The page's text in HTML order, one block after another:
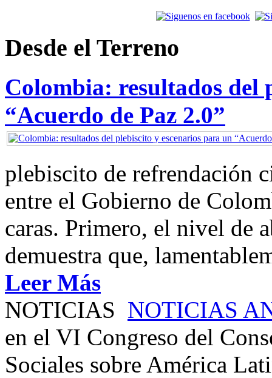
Desde el Terreno
Colombia: resultados del
“Acuerdo de Paz 2.0”
plebiscito de refrendación
entre el Gobierno de
caras. Primero, el nivel de
demuestra que,
Leer Más
NOTICIAS NOTICIAS
en el VI Congreso del
Sociales sobre América